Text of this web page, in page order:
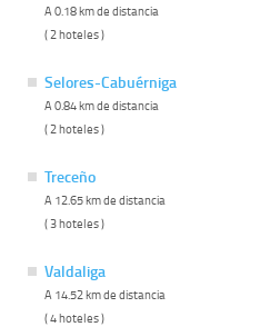
A 0.18 km de distancia
( 2 hoteles )
Selores-Cabuérniga
A 0.84 km de distancia
( 2 hoteles )
Treceño
A 12.65 km de distancia
( 3 hoteles )
Valdaliga
A 14.52 km de distancia
( 4 hoteles )